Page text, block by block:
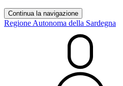
Continua la navigazione
Regione Autonoma della Sardegna